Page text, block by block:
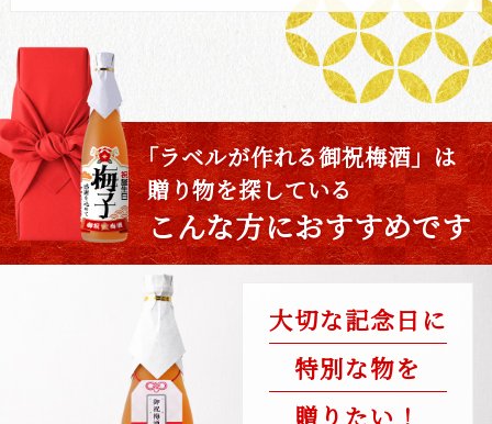
「ラベルが作れる御祝梅酒」は
贈り物を探している
こんな方におすすめです
大切な記念日に
特別な物を
贈りたい！